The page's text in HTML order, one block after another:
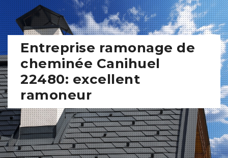
Entreprise ramonage de
cheminée Canihuel
22480: excellent
ramoneur